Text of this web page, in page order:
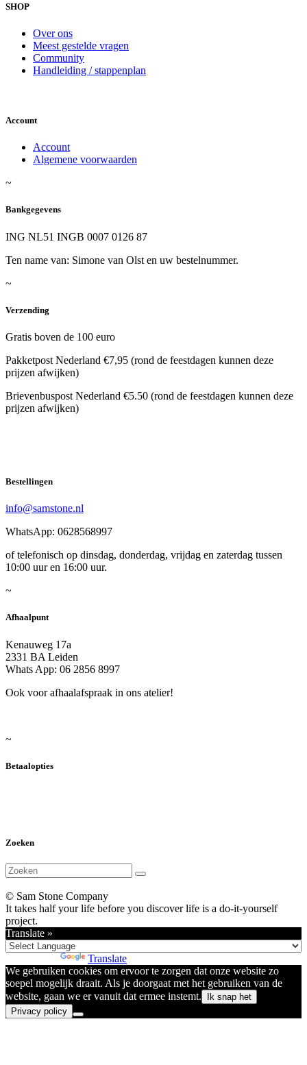
SHOP
Over ons
Meest gestelde vragen
Community
Handleiding / stappenplan
Account
Account
Algemene voorwaarden
~
Bankgegevens
ING NL51 INGB 0007 0126 87
Ten name van: Simone van Olst en uw bestelnummer.
~
Verzending
Gratis boven de 100 euro
Pakketpost Nederland €7,95 (rond de feestdagen kunnen deze
prijzen afwijken)
Brievenbuspost Nederland €5.50 (rond de feestdagen kunnen deze
prijzen afwijken)
Bestellingen
info@samstone.nl
WhatsApp: 0628568997
of telefonisch op dinsdag, donderdag, vrijdag en zaterdag tussen
10:00 uur en 16:00 uur.
~
Afhaalpunt
Kenauweg 17a
2331 BA Leiden
Whats App: 06 2856 8997
Ook voor afhaalafspraak in ons atelier!
~
Betaalopties
Zoeken
© Sam Stone Company
It takes half your life before you discover life is a do-it-yourself
project.
Translate »
Translate
We gebruiken cookies om ervoor te zorgen dat onze website zo
soepel mogelijk draait. Als je doorgaat met het gebruiken van de
website, gaan we er vanuit dat ermee instemt.
Ik snap het
Privacy policy